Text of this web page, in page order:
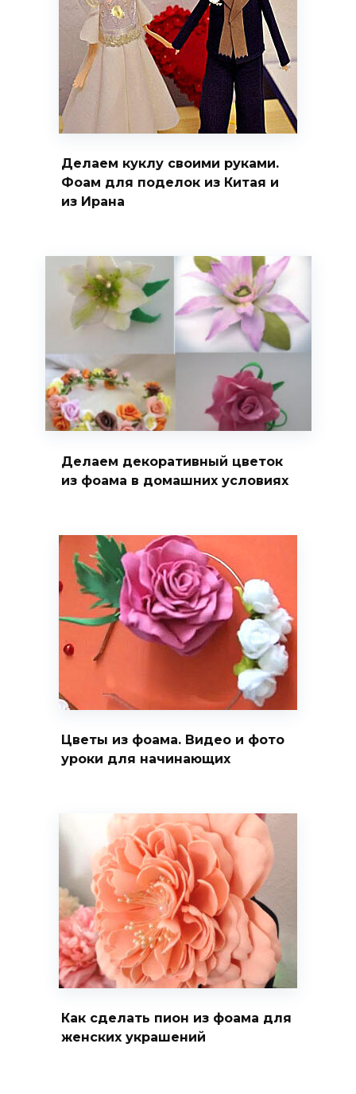
Делаем куклу своими руками.
Фоам для поделок из Китая и
из Ирана
Делаем декоративный цветок
из фоама в домашних условиях
Цветы из фоама. Видео и фото
уроки для начинающих
Как сделать пион из фоама для
женских украшений